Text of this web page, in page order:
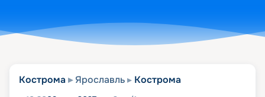
Кострома Ярославль Кострома